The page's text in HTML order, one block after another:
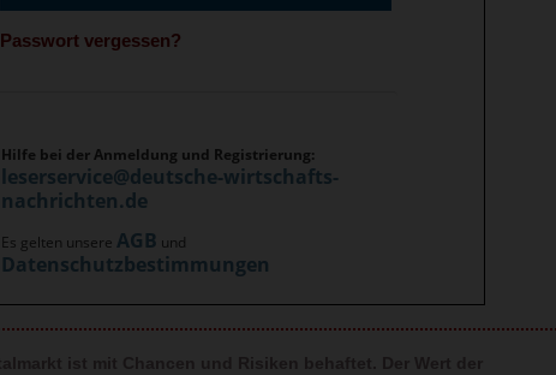
Passwort vergessen?
Hilfe bei der Anmeldung und Registrierung:
leserservice@deutsche-wirtschafts-
nachrichten.de
Es gelten unsere AGB und
Datenschutzbestimmungen